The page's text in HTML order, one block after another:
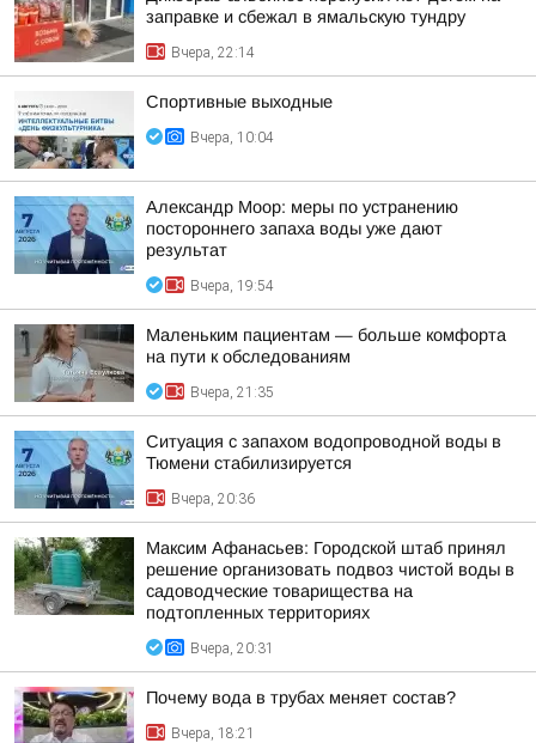
заправке и сбежал в ямальскую тундру
Вчера, 22:14
Спортивные выходные
Вчера, 10:04
Александр Моор: меры по устранению
постороннего запаха воды уже дают
результат
Вчера, 19:54
Маленьким пациентам — больше комфорта
на пути к обследованиям
Вчера, 21:35
Ситуация с запахом водопроводной воды в
Тюмени стабилизируется
Вчера, 20:36
Максим Афанасьев: Городской штаб принял
решение организовать подвоз чистой воды в
садоводческие товарищества на
подтопленных территориях
Вчера, 20:31
Почему вода в трубах меняет состав?
Вчера, 18:21